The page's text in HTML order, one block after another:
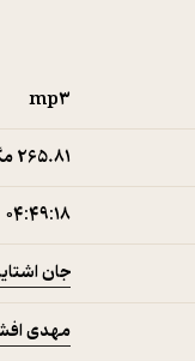
mp۳
265.۸۱ مگابایت
۰۴:۴۹:۱۸
جان
مهدی